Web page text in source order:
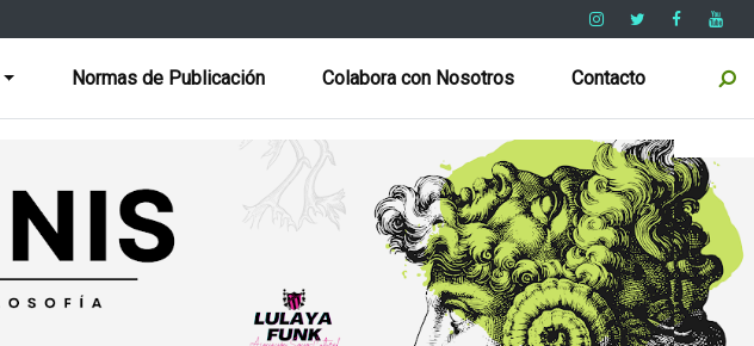
Normas de Publicación Colabora con Nosotros Contacto